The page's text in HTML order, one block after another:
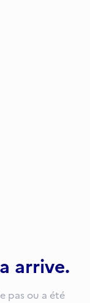
arrive.
pas ou a été